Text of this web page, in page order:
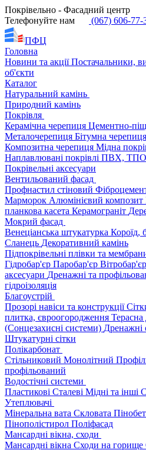
Покрівельно - Фасадний центр
Телефонуйте нам
(067) 606-77-
ПФЦ
Головна
Новини та акціїПостачальники,
об'єкти
Каталог
Натуральний камінь
Природний камінь
Покрівля
Керамічна черепиця Цементно-
Металочерепиця Бітумна черепиця
Композитна черепиця Мідна
Наплавлювані покрівлі ПВХ, ТПО
Покрівельні аксесуари
Вентильований фасад
Профнастил стіновий
Марморок Алюмінієвий композит
планкова касета Керамограніт
Мокрий фасад
Венеціанська штукатурка Короїд,
Сланець Декоративний камінь
Підпокрівельні плівки та
Гідробар'єр Паробар'єр Вітробар'єр
аксесуари Дренажні та
гідроізоляція
Благоустрій
Прозорі навіси та конструкції
плитка, євроогородження Терасна
(Сонцезахисні системи) Дренажні
Штукатурні сітки
Полікарбонат
Стільниковий Монолітний
профільований
Водостічні системи
Пластикові Сталеві Мідні та інші
Утеплювачі
Мінеральна вата Скловата
Пінополістирол Поліфасад
Мансардні вікна, сходи
Мансардні вікна Сходи на горище